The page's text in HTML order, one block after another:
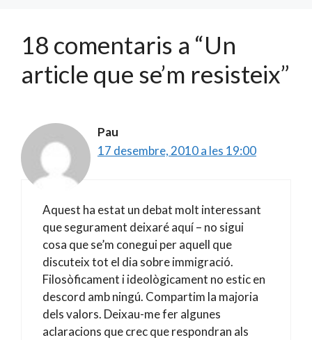
18 comentaris a “Un
article que se’m resisteix”
Pau
17 desembre, 2010 a les 19:00
Aquest ha estat un debat molt interessant
que segurament deixaré aquí – no sigui
cosa que se’m conegui per aquell que
discuteix tot el dia sobre immigració.
Filosòficament i ideològicament no estic en
descord amb ningú. Compartim la majoria
dels valors. Deixau-me fer algunes
aclaracions que crec que respondran als